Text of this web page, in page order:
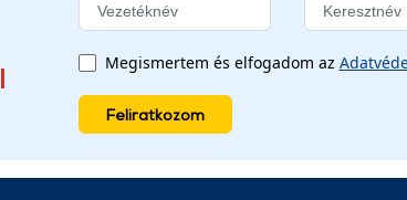
Megismertem és elfogadom az
Feliratkozom